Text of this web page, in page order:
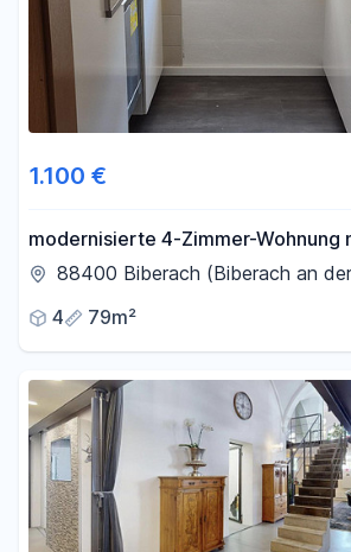
1.100 €
modernisierte 4-Zimmer-Wohnung
ruhiger Lage – perfekt für Familien
88400 Biberach (Biberach an
4
79m²